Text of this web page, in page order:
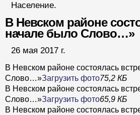
Население.
В Невском районе
начале было Слово…»
26 мая 2017 г.
В Невском районе состоялась
Слово…»Загрузить фото75,2 КБ
В Невском районе состоялась
Слово…»Загрузить фото65,9 КБ
В Невском районе состоялась